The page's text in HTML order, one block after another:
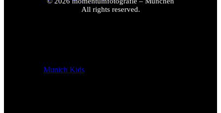
Munich Kids
All rights reserved.